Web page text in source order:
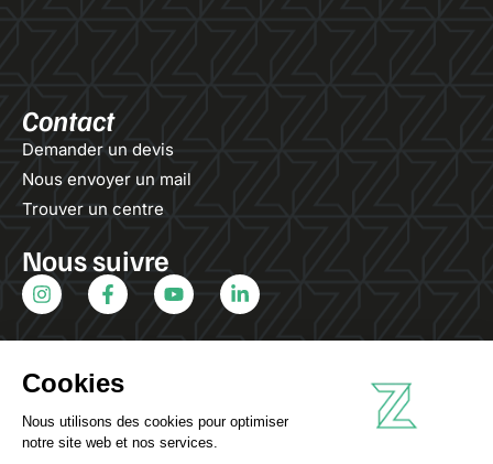
Contact
Demander un devis
Nous envoyer un mail
Trouver un centre
Nous suivre
Infos pratiques
Mentions légales
Ouvert du lundi au vendredi de 09h00 à 18h00